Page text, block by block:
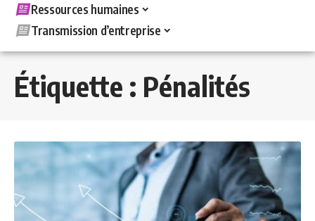
Ressources humaines
Transmission d’entreprise
Étiquette : Pénalités